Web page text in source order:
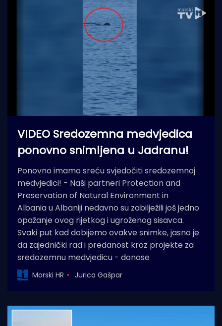
VIDEO Sredozemna medvjedica
ponovno snimljena u Jadranu!
Ponovno imamo sreću svjedočiti sredozemnoj
medvjedici! - Naši partneri Protection and
Preservation of Natural Environment in
Albania u Albaniji nedavno su zabilježili još jedno
opažanje ovog rijetkog i ugroženog sisavca.
Svaki put kad dobijemo ovakve snimke, jasno je
da zajednički rad i predanost kroz projekte za
sredozemnu medvjedicu - donose
Morski HR Jurica Gašpar